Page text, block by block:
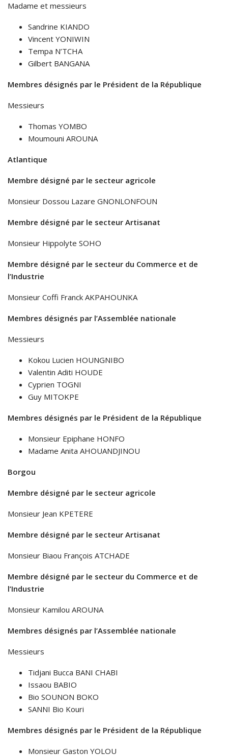
Madame et messieurs
Sandrine KIANDO
Vincent YONIWIN
Tempa N’TCHA
Gilbert BANGANA
Membres désignés par le Président de la République
Messieurs
Thomas YOMBO
Moumouni AROUNA
Atlantique
Membre désigné par le secteur agricole
Monsieur Dossou Lazare GNONLONFOUN
Membre désigné par le secteur Artisanat
Monsieur Hippolyte SOHO
Membre désigné par le secteur du Commerce et de
l’Industrie
Monsieur Coffi Franck AKPAHOUNKA
Membres désignés par l’Assemblée nationale
Messieurs
Kokou Lucien HOUNGNIBO
Valentin Aditi HOUDE
Cyprien TOGNI
Guy MITOKPE
Membres désignés par le Président de la République
Monsieur Epiphane HONFO
Madame Anita AHOUANDJINOU
Borgou
Membre désigné par le secteur agricole
Monsieur Jean KPETERE
Membre désigné par le secteur Artisanat
Monsieur Biaou François ATCHADE
Membre désigné par le secteur du Commerce et de
l’Industrie
Monsieur Kamilou AROUNA
Membres désignés par l’Assemblée nationale
Messieurs
Tidjani Bucca BANI CHABI
Issaou BABIO
Bio SOUNON BOKO
SANNI Bio Kouri
Membres désignés par le Président de la République
Monsieur Gaston YOLOU